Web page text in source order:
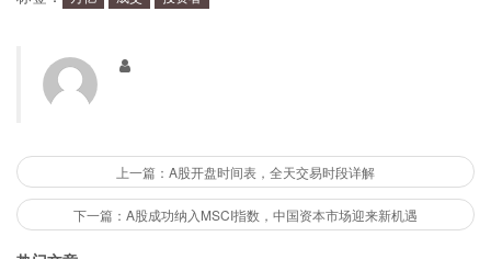
供了更多的机会。
成交破万亿对投资者来说，意味着更多的机会和更
多的风险。投资者可以通过积极的投资来赚取更多
上一篇：A股开盘时间表，全天交易时段详解
下一篇：A股成功纳入MSCI指数，中国资本市场迎来新机遇